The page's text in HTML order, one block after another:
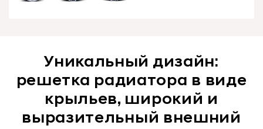
Уникальный дизайн:
решетка радиатора в виде
крыльев, широкий и
выразительный внешний